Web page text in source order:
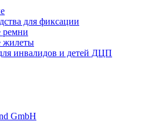
для фиксации
инвалидов и детей ДЦП
GmbH